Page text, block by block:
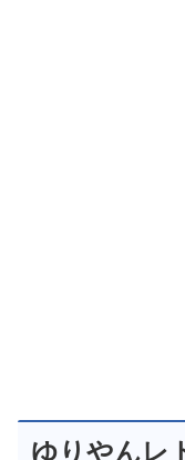
ゆりやんレ